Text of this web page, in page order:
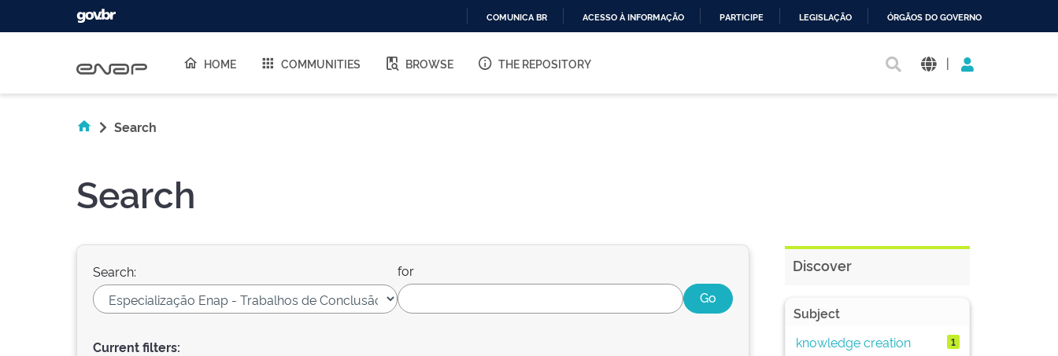
O
COMUNICA BR ACESSO À INFORMAÇÃO PARTICIPE LEGISLAÇÃO ÓRGÃOS DO GOVERNO
HOME COMMUNITIES BROWSE THE REPOSITORY |
Search
Search
Search: for
Current filters:
Discover
Subject
knowledge creation
1